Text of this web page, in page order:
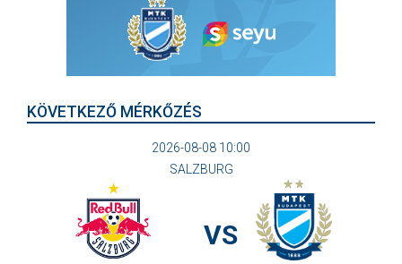
KÖVETKEZŐ MÉRKŐZÉS
2026-08-08 10:00
SALZBURG
VS